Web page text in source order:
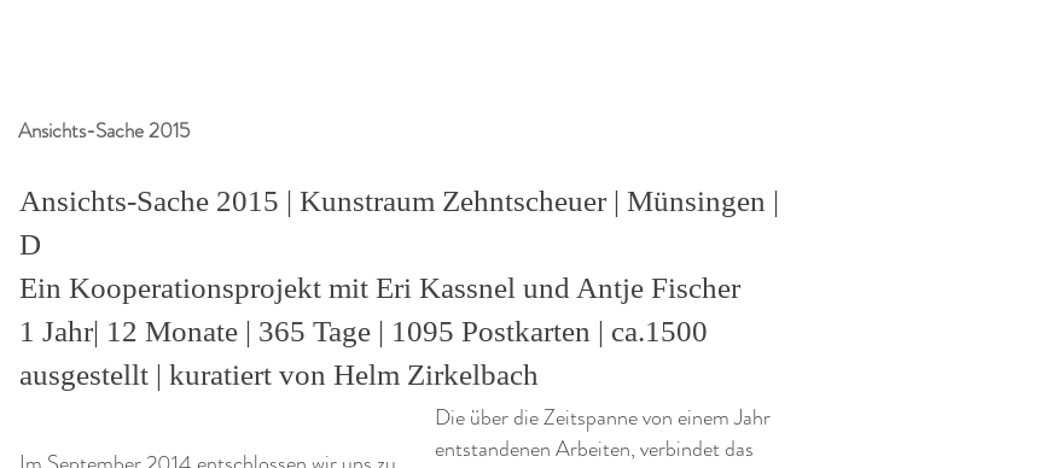
Ansichts-Sache 2015
Ansichts-Sache 2015 | Kunstraum Zehntscheuer | Münsingen |
D
Ein Kooperationsprojekt mit Eri Kassnel und Antje Fischer
1 Jahr| 12 Monate | 365 Tage | 1095 Postkarten | ca.1500
ausgestellt | kuratiert von Helm Zirkelbach
Die über die Zeitspanne von einem Jahr
entstandenen Arbeiten, verbindet das